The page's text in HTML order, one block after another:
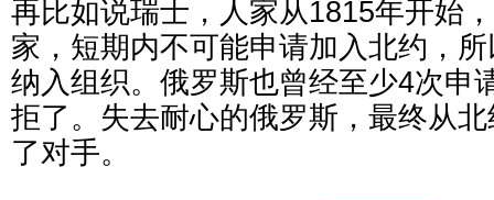
再比如说瑞士，人家从1815年开始
家，短期内不可能申请加入北约，
纳入组织。俄罗斯也曾经至少4次申
拒了。失去耐心的俄罗斯，最终从
了对手。